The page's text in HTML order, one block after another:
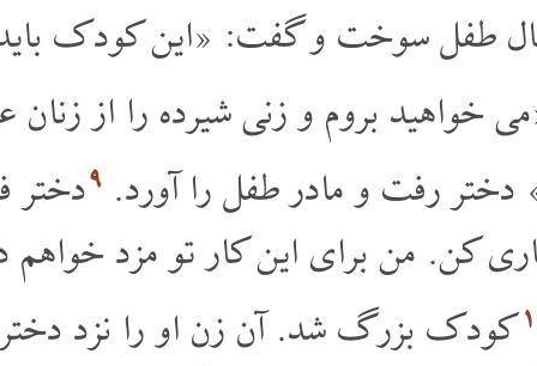
طفل سوخت و گفت: «این کودک باید
بروم و زنی شیرده را از زنان
رفت و مادر طفل را آورد. ۹دختر
کن. من برای این کار تو مزد
کودک بزرگ شد. آن زن او را نزد